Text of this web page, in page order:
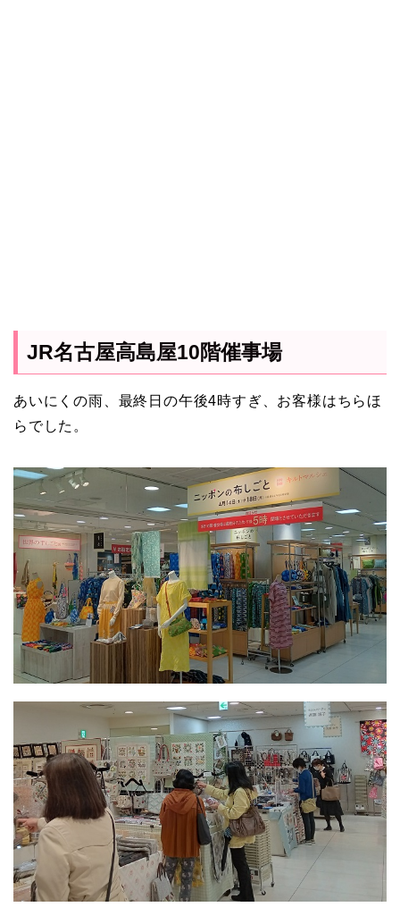
JR名古屋高島屋10階催事場
あいにくの雨、最終日の午後4時すぎ、お客様はちらほ
らでした。